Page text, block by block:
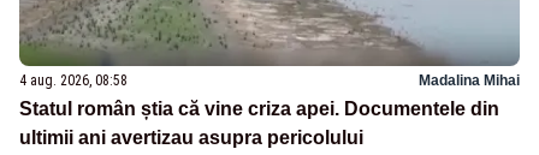
4 aug. 2026, 08:58 Madalina Mihai
Statul român știa că vine criza apei. Documentele din
ultimii ani avertizau asupra pericolului